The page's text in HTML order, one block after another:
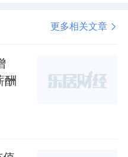
更多相关文章
酬